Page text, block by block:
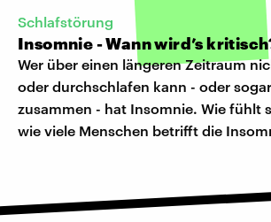
Schlafstörung
Insomnie - Wann wird’s
Wer über einen längeren Zeitraum
oder durchschlafen kann - oder
zusammen - hat Insomnie. Wie fühlt
wie viele Menschen betrifft die